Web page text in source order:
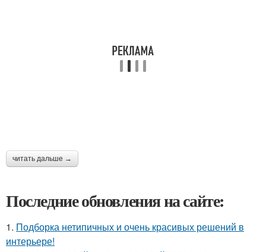
читать дальше →
Последние обновления на сайте:
1. Подборка нетипичных и очень красивых решений в
интерьере!